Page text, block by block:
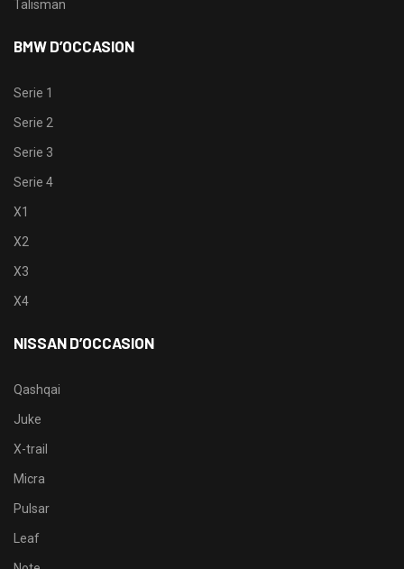
Talisman
BMW D’OCCASION
Serie 1
Serie 2
Serie 3
Serie 4
X1
X2
X3
X4
NISSAN D’OCCASION
Qashqai
Juke
X-trail
Micra
Pulsar
Leaf